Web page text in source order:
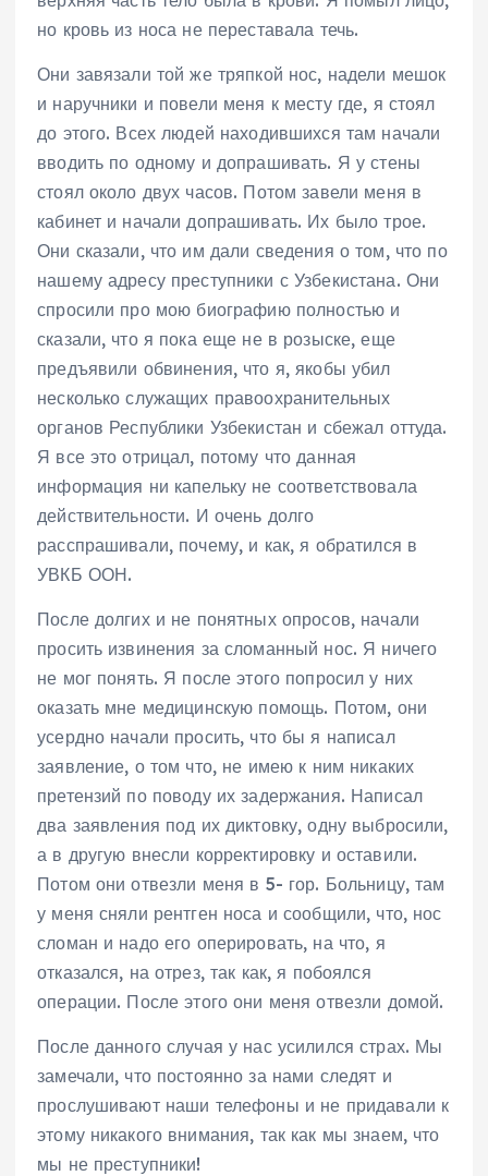
но кровь из носа не переставала течь.
Они завязали той же тряпкой нос, надели мешок
и наручники и повели меня к месту где, я стоял
до этого. Всех людей находившихся там начали
вводить по одному и допрашивать. Я у стены
стоял около двух часов. Потом завели меня в
кабинет и начали допрашивать. Их было трое.
Они сказали, что им дали сведения о том, что по
нашему адресу преступники с Узбекистана. Они
спросили про мою биографию полностью и
сказали, что я пока еще не в розыске, еще
предъявили обвинения, что я, якобы убил
несколько служащих правоохранительных
органов Республики Узбекистан и сбежал оттуда.
Я все это отрицал, потому что данная
информация ни капельку не соответствовала
действительности. И очень долго
расспрашивали, почему, и как, я обратился в
УВКБ ООН.
После долгих и не понятных опросов, начали
просить извинения за сломанный нос. Я ничего
не мог понять. Я после этого попросил у них
оказать мне медицинскую помощь. Потом, они
усердно начали просить, что бы я написал
заявление, о том что, не имею к ним никаких
претензий по поводу их задержания. Написал
два заявления под их диктовку, одну выбросили,
а в другую внесли корректировку и оставили.
Потом они отвезли меня в 5- гор. Больницу, там
у меня сняли рентген носа и сообщили, что, нос
сломан и надо его оперировать, на что, я
отказался, на отрез, так как, я побоялся
операции. После этого они меня отвезли домой.
После данного случая у нас усилился страх. Мы
замечали, что постоянно за нами следят и
прослушивают наши телефоны и не придавали к
этому никакого внимания, так как мы знаем, что
мы не преступники!